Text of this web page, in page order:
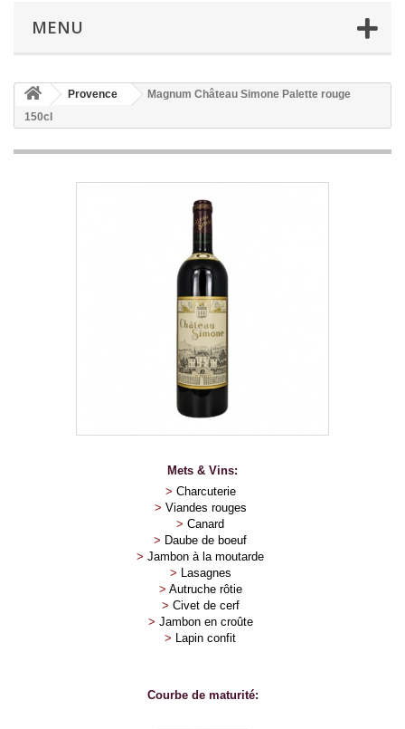
MENU
Provence
Magnum Château Simone Palette rouge
150cl
Mets & Vins:
> Charcuterie
> Viandes rouges
> Canard
> Daube de boeuf
> Jambon à la moutarde
>
Lasagnes
> Autruche rôtie
> Civet de cerf
> Jambon en croûte
>
Lapin confit
Courbe de maturité: